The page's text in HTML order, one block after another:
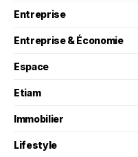
Entreprise
Entreprise & Économie
Espace
Etiam
Immobilier
Lifestyle